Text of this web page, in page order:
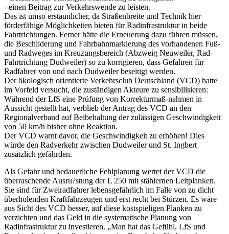
- einen Beitrag zur Verkehrswende zu leisten.
Das ist umso erstaunlicher, da Straßenbreite und Technik hier
förderfähige Möglichkeiten bieten für Radinfrastruktur in beide
Fahrtrichtungen. Ferner hätte die Erneuerung dazu führen müssen,
die Beschilderung und Fahrbahnmarkierung des vorhandenen Fuß-
und Radweges im Kreuzungsbereich (Abzweig Neuweiler, Rad-
Fahrtrichtung Dudweiler) so zu korrigieren, dass Gefahren für
Radfahrer von und nach Dudweiler beseitigt werden.
Der ökologisch orientierte Verkehrsclub Deutschland (VCD) hatte
im Vorfeld versucht, die zuständigen Akteure zu sensibilisieren:
Während der LfS eine Prüfung von Korrekturmaß-nahmen in
Aussicht gestellt hat, verblieb der Antrag des VCD an den
Regionalverband auf Beibehaltung der zulässigen Geschwindigkeit
von 50 km/h bisher ohne Reaktion.
Der VCD warnt davor, die Geschwindigkeit zu erhöhen! Dies
würde den Radverkehr zwischen Dudweiler und St. Ingbert
zusätzlich gefährden.
Als Gefahr und bedauerliche Fehlplanung wertet der VCD die
überraschende Ausru?stung der L 250 mit stählernen Leitplanken.
Sie sind für Zweiradfahrer lebensgefährlich im Falle von zu dicht
überholenden Kraftfahrzeugen und erst recht bei Stürzen. Es wäre
aus Sicht des VCD besser, auf diese kostspieligen Planken zu
verzichten und das Geld in die systematische Planung von
Radinfrastruktur zu investieren. „Man hat das Gefühl, LfS und